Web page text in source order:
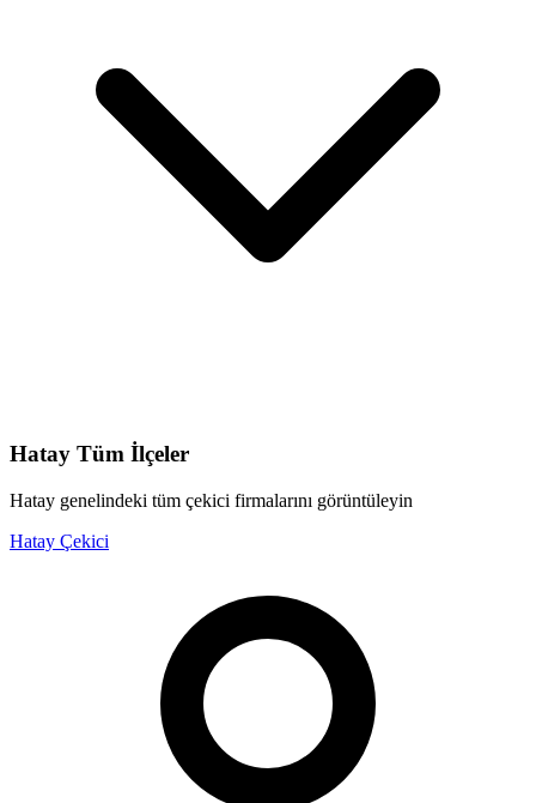
Hatay Tüm İlçeler
Hatay genelindeki tüm çekici firmalarını görüntüleyin
Hatay Çekici